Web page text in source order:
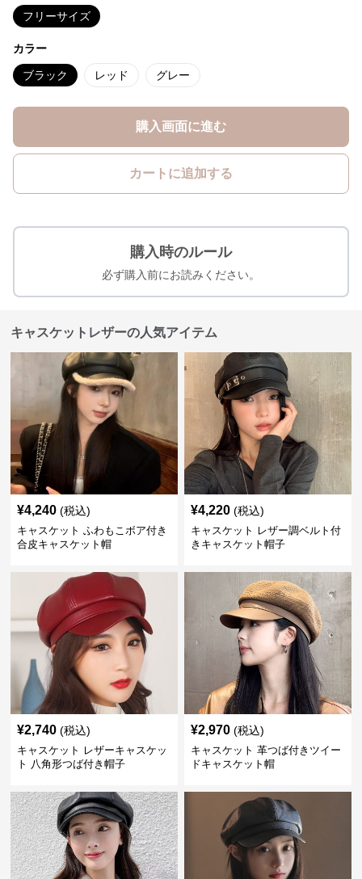
フリーサイズ
カラー
ブラック レッド グレー
購入画面に進む
カートに追加する
購入時のルール
必ず購入前にお読みください。
キャスケットレザーの人気アイテム
¥4,240 (税込)
キャスケット ふわもこボア付き
合皮キャスケット帽
¥4,220 (税込)
キャスケット レザー調ベルト付
きキャスケット帽子
¥2,740 (税込)
キャスケット レザーキャスケッ
ト 八角形つば付き帽子
¥2,970 (税込)
キャスケット 革つば付きツイー
ドキャスケット帽